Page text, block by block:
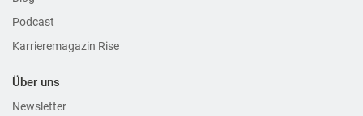
Podcast
Karrieremagazin Rise
Über uns
Newsletter